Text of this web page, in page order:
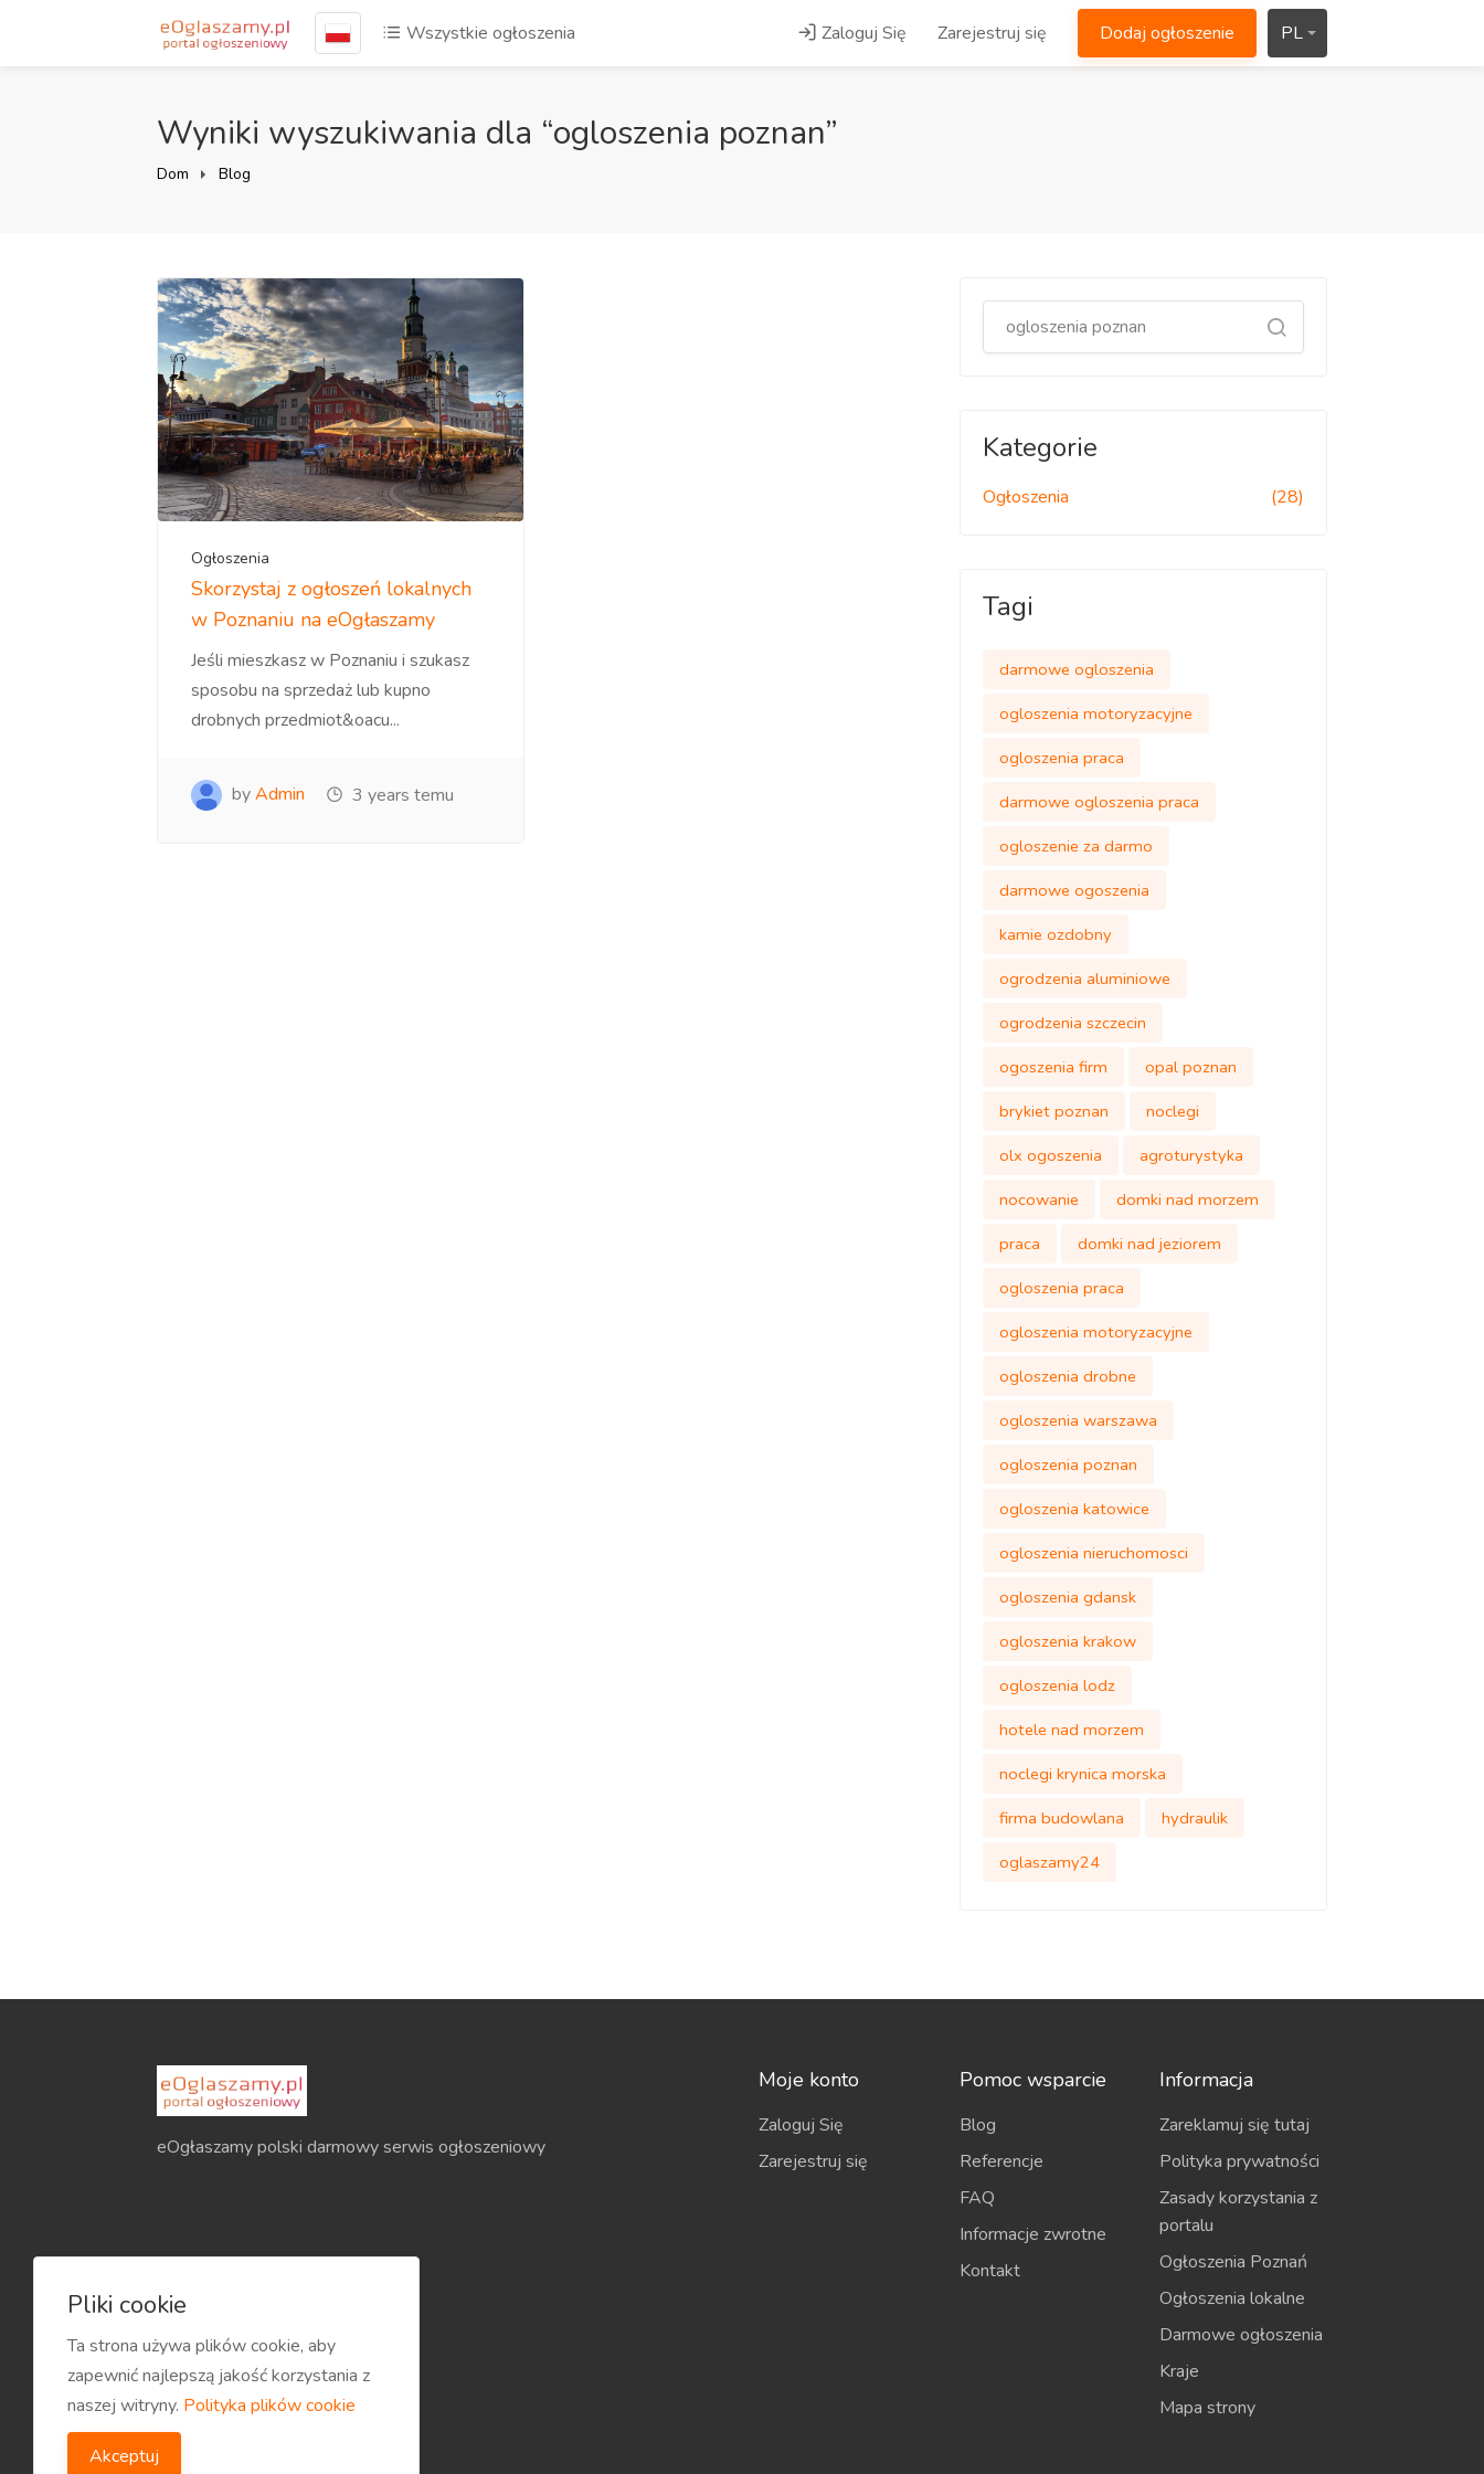
Wszystkie ogłoszenia Zaloguj Się Zarejestruj się Dodaj ogłoszenie PL
Wyniki wyszukiwania dla “ogloszenia poznan”
Dom Blog
Ogłoszenia
Skorzystaj z ogłoszeń lokalnych
w Poznaniu na eOgłaszamy
Jeśli mieszkasz w Poznaniu i szukasz
sposobu na sprzedaż lub kupno
drobnych przedmiot&oacu...
byAdmin 3 years temu
Kategorie
Ogłoszenia (28)
Tagi
darmowe ogloszenia
ogloszenia motoryzacyjne
ogloszenia praca
darmowe ogloszenia praca
ogloszenie za darmo
darmowe ogoszenia
kamie ozdobny
ogrodzenia aluminiowe
ogrodzenia szczecin
ogoszenia firm
opal poznan
brykiet poznan
noclegi
olx ogoszenia
agroturystyka
nocowanie
domki nad morzem
praca
domki nad jeziorem
ogloszenia praca
ogloszenia motoryzacyjne
ogloszenia drobne
ogloszenia warszawa
ogloszenia poznan
ogloszenia katowice
ogloszenia nieruchomosci
ogloszenia gdansk
ogloszenia krakow
ogloszenia lodz
hotele nad morzem
noclegi krynica morska
firma budowlana
hydraulik
oglaszamy24
eOgłaszamy polski darmowy serwis ogłoszeniowy
Moje konto
Zaloguj Się
Zarejestruj się
Pomoc wsparcie
Blog
Referencje
FAQ
Informacje zwrotne
Kontakt
Informacja
Zareklamuj się tutaj
Polityka prywatności
Zasady korzystania z
portalu
Ogłoszenia Poznań
Ogłoszenia lokalne
Darmowe ogłoszenia
Kraje
Mapa strony
Pliki cookie
Ta strona używa plików cookie, aby
zapewnić najlepszą jakość korzystania z
naszej witryny. Polityka plików cookie
Akceptuj